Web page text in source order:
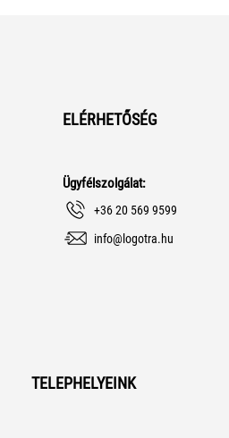
ELÉRHETŐSÉG
Ügyfélszolgálat:
+36 20 569 9599
info@logotra.hu
TELEPHELYEINK